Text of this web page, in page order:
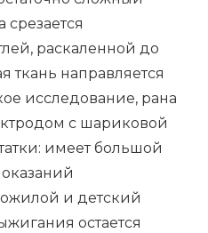
срезается
раскаленной до
ткань направляется
исследование, рана
с шариковой
имеет большой
и детский
остается